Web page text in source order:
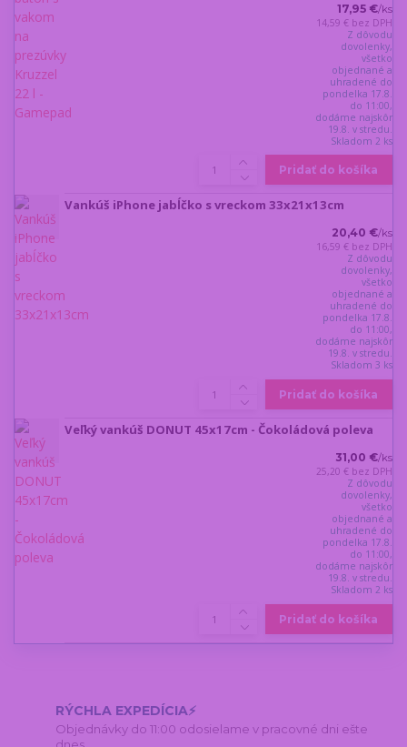
17,95 €/ks
14,59 € bez DPH
Z dôvodu
dovolenky,
všetko
objednané a
uhradené do
pondelka 17.8.
do 11:00,
dodáme najskôr
19.8. v stredu.
Skladom 2 ks
Pridať do košíka
Vankúš iPhone jabĺčko s vreckom 33x21x13cm
20,40 €/ks
16,59 € bez DPH
Z dôvodu
dovolenky,
všetko
objednané a
uhradené do
pondelka 17.8.
do 11:00,
dodáme najskôr
19.8. v stredu.
Skladom 3 ks
Pridať do košíka
Veľký vankúš DONUT 45x17cm - Čokoládová poleva
31,00 €/ks
25,20 € bez DPH
Z dôvodu
dovolenky,
všetko
objednané a
uhradené do
pondelka 17.8.
do 11:00,
dodáme najskôr
19.8. v stredu.
Skladom 2 ks
Pridať do košíka
RÝCHLA EXPEDÍCIA⚡
Objednávky do 11:00 odosielame v pracovné dni ešte